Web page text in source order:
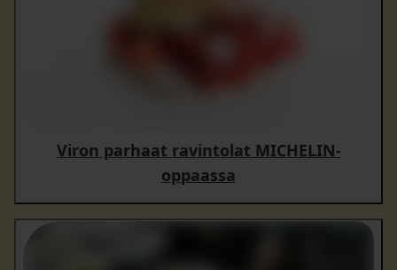
Viron parhaat ravintolat MICHELIN-
oppaassa